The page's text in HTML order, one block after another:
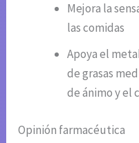
Mejora la
las comidas
Apoya el
de grasas
de ánimo y el
Opinión farmacéutica